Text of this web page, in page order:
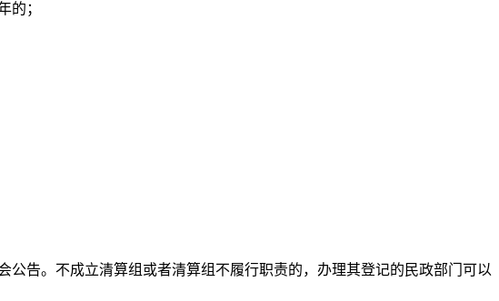
的；
告。不成立清算组或者清算组不履行职责的，办理其登记的民政部门可以